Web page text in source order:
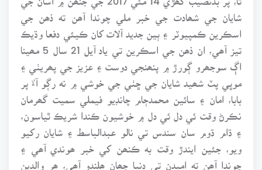
شايان جي شھادت جي خبر ملي چوندا آھن ته ذھن جي
اسڪرين ڪمپيوٽر ۽ ٻين جديد آلات کان ڪيئي دفعا وڌيڪ
تيز آھي، ان ذھن جي اسڪرين تي ياد آيل 21 سال 5 مھينا
اڳ سوجھرو ڳورڙ ۾ پنھنجي دوست ۽ عزيز جي پھريٺي ۽
موڀي پٽ شھيد شايان جي ڇٺي جي خوشي ۾ نه رڳو آءٌ پر
بابا، امان ۽ سائين محمدڄام چانڊيو فيملي سميت گھرمان
نڪرڻ وقت ئي دل ئي دل ۾ خوشيون ڪندا شريڪ ٿياسون،
۽ ڌام ڌوم سان سندس تي نالو عبدالباسط ۽ شايان رکيو
ويو، جئين ايندڙ وقت به ڪنھن کي خبر ھوندي آھي ۽
چوندا آھن ته اميدن تي دنيا جھان ھلندو آھي، ھر والدين